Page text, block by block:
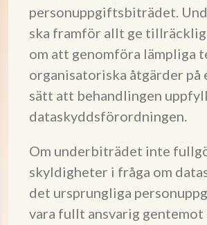
personuppgiftsbiträdet.
ska framför allt ge
om att genomföra lämpliga
organisatoriska åtgärder på
sätt att behandlingen
dataskyddsförordningen.
Om underbiträdet inte
skyldigheter i fråga om
det ursprungliga
vara fullt ansvarig gentemot